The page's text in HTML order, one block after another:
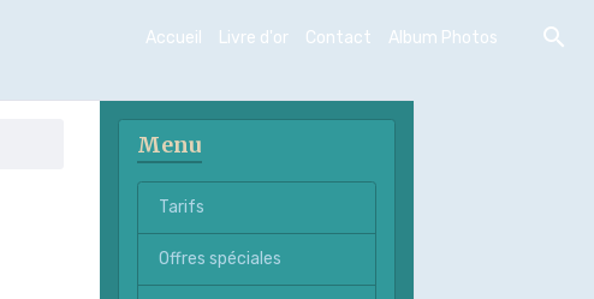
Accueil Livre d'or Contact Album Photos
Menu
Tarifs
Offres spéciales